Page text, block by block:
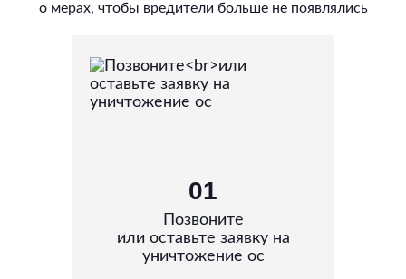
о мерах, чтобы вредители больше не появлялись
01
Позвоните
или оставьте заявку на
уничтожение ос